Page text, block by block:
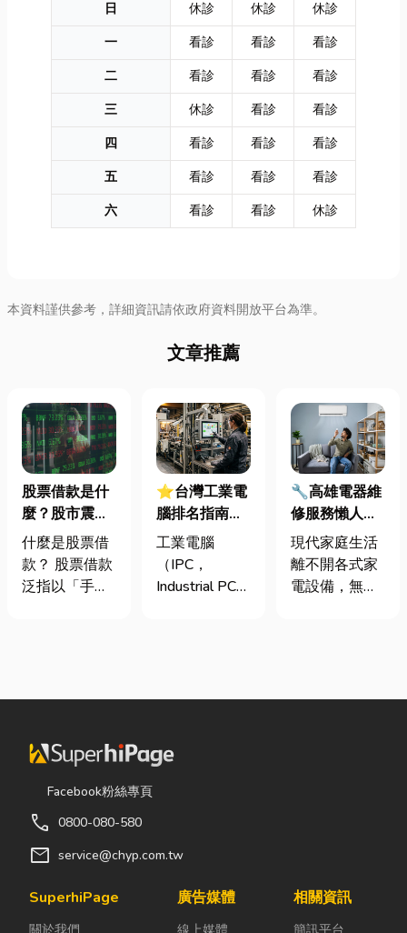
日
休診 休診
休診
一
看診 看診
看診
二
看診 看診
看診
三
休診 看診
看診
四
看診 看診
看診
五
看診 看診
看診
六
看診 看診 休診
本資料謹供參考，詳細資訊請依政府資料開放平台為準。
文章推薦
股票借款是什
麼？股市震盪|
股票借款、股
票質借、當鋪
借款完整比較
什麼是股票借
款？ 股票借款
泛指以「手中
的融資方式，
賣出股票，就
能取得資金應
急，同時保留
的獲利空間。
依承作單位不
為證券公司的
⭐台灣工業電
腦排名指南：
台灣三大工業
電腦龍頭有哪
些？工廠採購
工業電腦
（IPC，
Industrial PC）
的硬體運算平
自動化或升級
用桌機湊合。
機無法應付高
🔧高雄電器維
修服務懶人包
｜冷氣、冰
箱、洗衣機專
業維修
現代家庭生活
離不開各式家
電設備，無論
還是每天幫助
僅能快速排除
Facebook粉絲專頁
call 0800-080-580
mail service@chyp.com.tw
SuperhiPage
關於我們
廣告媒體
線上媒體
相關資訊
簡訊平台